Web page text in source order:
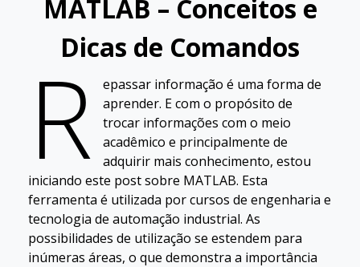
MATLAB – Conceitos e
Dicas de Comandos
R
epassar informação é uma forma de
aprender. E com o propósito de
trocar informações com o meio
acadêmico e principalmente de
adquirir mais conhecimento, estou
iniciando este post sobre MATLAB. Esta
ferramenta é utilizada por cursos de engenharia e
tecnologia de automação industrial. As
possibilidades de utilização se estendem para
inúmeras áreas, o que demonstra a importância